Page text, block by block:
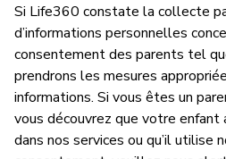
Si Life360 constate la collecte
d’informations personnelles
consentement des parents tel
prendrons les mesures
informations. Si vous êtes un
vous découvrez que votre enfant
dans nos services ou qu’il utilise